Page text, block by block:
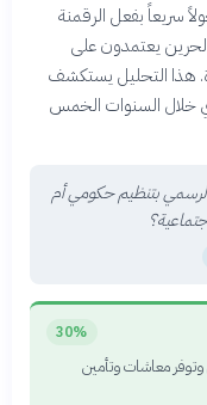
سريعاً بفعل الرقمنة
يعتمدون على
هذا التحليل يستكشف
خلال السنوات الخمس
بتنظيم حكومي أم
30%
معاشات وتأمين